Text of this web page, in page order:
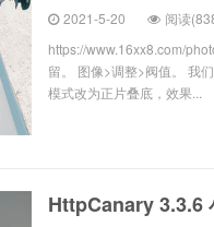
2021-5-20 阅读
https://www.16xx8.com/
留。 图像>调整>阀值。 我
模式改为正片叠底，效果...
HttpCanary 3.3.6